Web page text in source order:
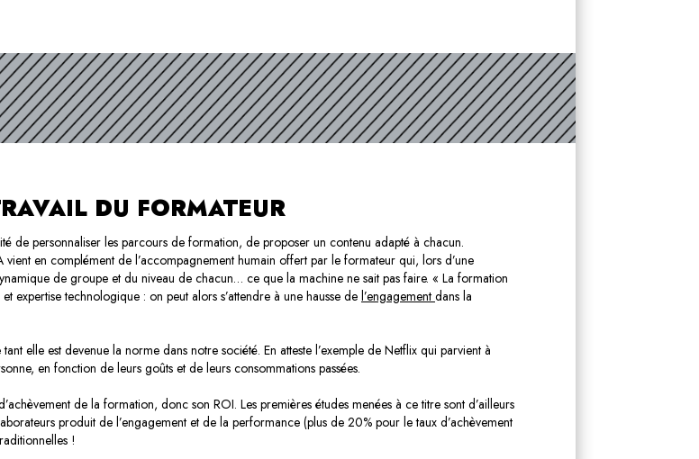
DU FORMATEUR
de personnaliser les parcours de formation, de proposer un contenu adapté à chacun.
vient en complément de l’accompagnement humain offert par le formateur qui, lors d’une
de groupe et du niveau de chacun… ce que la machine ne sait pas faire. « La formation
expertise technologique : on peut alors s’attendre à une hausse de l’engagement dans la
elle est devenue la norme dans notre société. En atteste l’exemple de Netflix qui parvient à
en fonction de leurs goûts et de leurs consommations passées.
de la formation, donc son ROI. Les premières études menées à ce titre sont d’ailleurs
produit de l’engagement et de la performance (plus de 20% pour le taux d’achèvement
!